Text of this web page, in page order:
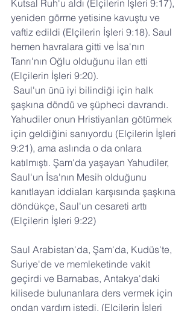
Kutsal Ruh'u aldı (Elçilerin İşleri 9:17),
yeniden görme yetisine kavuştu ve
vaftiz edildi (Elçilerin İşleri 9:18). Saul
hemen havralara gitti ve İsa'nın
Tanrı'nın Oğlu olduğunu ilan etti
(Elçilerin İşleri 9:20).
şaşkına döndü ve şüpheci davrandı.
Yahudiler onun Hristiyanları götürmek
için geldiğini sanıyordu (Elçilerin İşleri
9:21), ama aslında o da onlara
katılmıştı. Şam'da yaşayan Yahudiler,
Saul'un İsa'nın Mesih olduğunu
kanıtlayan iddiaları karşısında şaşkına
döndükçe, Saul'un cesareti arttı
(Elçilerin İşleri 9:22)
Saul Arabistan'da, Şam'da, Kudüs'te,
Suriye'de ve memleketinde vakit
geçirdi ve Barnabas, Antakya'daki
kilisede bulunanlara ders vermek için
ondan yardım istedi. (Elçilerin İşleri